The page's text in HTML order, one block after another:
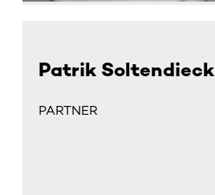
Patrik Soltendieck
PARTNER